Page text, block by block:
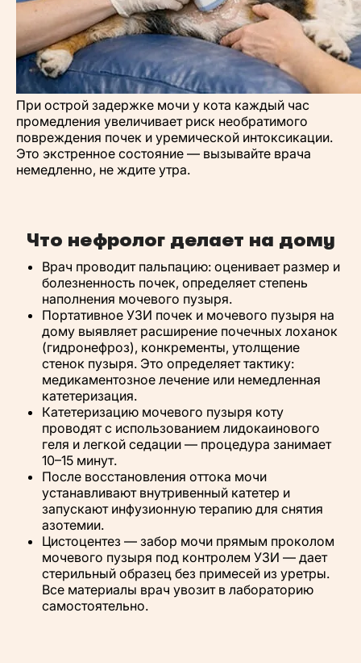
При острой задержке мочи у кота каждый час
промедления увеличивает риск необратимого
повреждения почек и уремической интоксикации.
Это экстренное состояние — вызывайте врача
немедленно, не ждите утра.
Что нефролог делает на дому
Врач проводит пальпацию: оценивает размер и
болезненность почек, определяет степень
наполнения мочевого пузыря.
Портативное УЗИ почек и мочевого пузыря на
дому выявляет расширение почечных лоханок
(гидронефроз), конкременты, утолщение
стенок пузыря. Это определяет тактику:
медикаментозное лечение или немедленная
катетеризация.
Катетеризацию мочевого пузыря коту
проводят с использованием лидокаинового
геля и легкой седации — процедура занимает
10–15 минут.
После восстановления оттока мочи
устанавливают внутривенный катетер и
запускают инфузионную терапию для снятия
азотемии.
Цистоцентез — забор мочи прямым проколом
мочевого пузыря под контролем УЗИ — дает
стерильный образец без примесей из уретры.
Все материалы врач увозит в лабораторию
самостоятельно.